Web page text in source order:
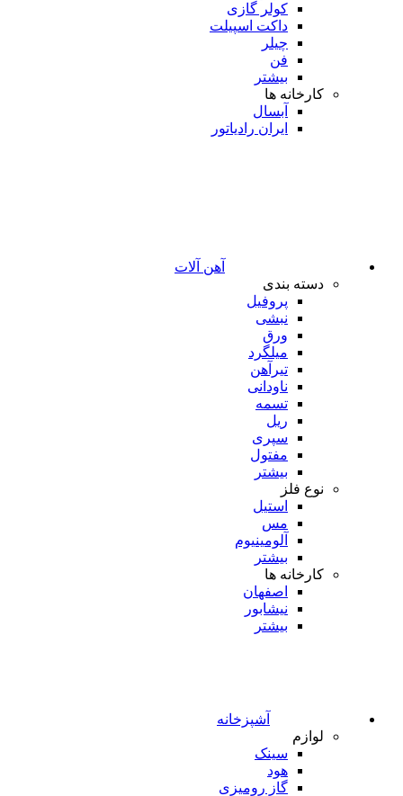
کولر گازی
داکت اسپیلت
چیلر
فن
بیشتر
کارخانه ها
آبسال
ایران رادیاتور
آهن آلات
دسته بندی
پروفیل
نبشی
ورق
میلگرد
تیرآهن
ناودانی
تسمه
ریل
سپری
مفتول
بیشتر
نوع فلز
استیل
مس
آلومینیوم
بیشتر
کارخانه ها
اصفهان
نیشابور
بیشتر
آشپزخانه
لوازم
سینک
هود
گاز رومیزی